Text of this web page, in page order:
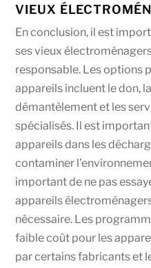
VIEUX
En conclusion, il est
ses vieux
responsable. Les options
appareils incluent le don,
démantèlement et les
spécialisés. Il est
appareils dans les
contaminer
important de ne pas
appareils
nécessaire. Les
faible coût pour les
par certains fabricants et